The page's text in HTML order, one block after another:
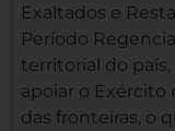
Exaltados e
Período
territorial do país,
apoiar o Exército
das fronteiras, o